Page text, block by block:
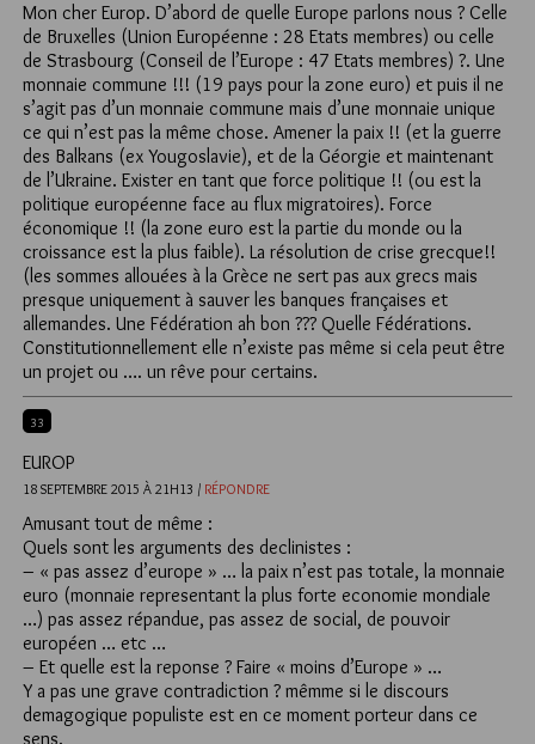
Mon cher Europ. D’abord de quelle Europe parlons nous ? Celle
de Bruxelles (Union Européenne : 28 Etats membres) ou celle
de Strasbourg (Conseil de l’Europe : 47 Etats membres) ?. Une
monnaie commune !!! (19 pays pour la zone euro) et puis il ne
s’agit pas d’un monnaie commune mais d’une monnaie unique
ce qui n’est pas la même chose. Amener la paix !! (et la guerre
des Balkans (ex Yougoslavie), et de la Géorgie et maintenant
de l’Ukraine. Exister en tant que force politique !! (ou est la
politique européenne face au flux migratoires). Force
économique !! (la zone euro est la partie du monde ou la
croissance est la plus faible). La résolution de crise grecque!!
(les sommes allouées à la Grèce ne sert pas aux grecs mais
presque uniquement à sauver les banques françaises et
allemandes. Une Fédération ah bon ??? Quelle Fédérations.
Constitutionnellement elle n’existe pas même si cela peut être
un projet ou …. un rêve pour certains.
33
EUROP
18 SEPTEMBRE 2015 À 21H13 / RÉPONDRE
Amusant tout de même :
Quels sont les arguments des declinistes :
– « pas assez d’europe » … la paix n’est pas totale, la monnaie
euro (monnaie representant la plus forte economie mondiale
…) pas assez répandue, pas assez de social, de pouvoir
européen … etc …
– Et quelle est la reponse ? Faire « moins d’Europe » …
Y a pas une grave contradiction ? mêmme si le discours
demagogique populiste est en ce moment porteur dans ce
sens.